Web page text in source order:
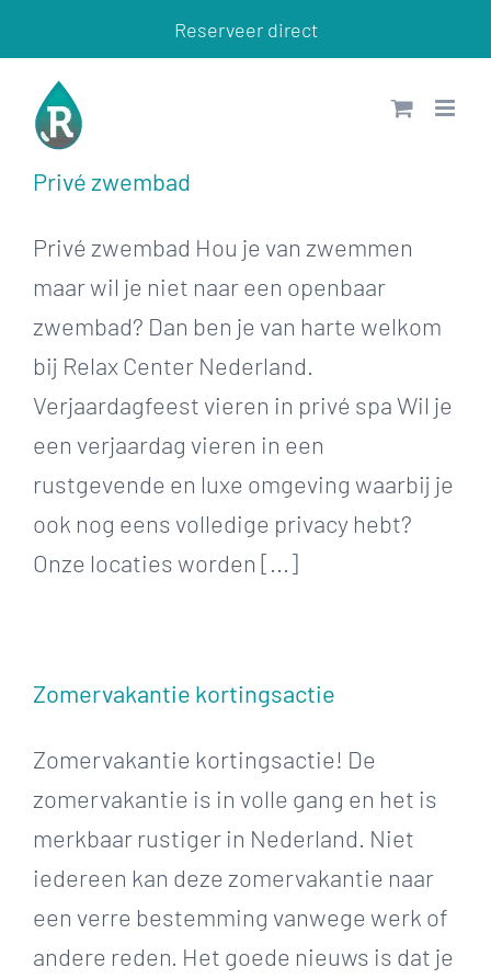
naar
inhoud
Reserveer direct
Privé zwembad
Privé zwembad Hou je van zwemmen
maar wil je niet naar een openbaar
zwembad? Dan ben je van harte welkom
bij Relax Center Nederland.
Verjaardagfeest vieren in privé spa Wil je
een verjaardag vieren in een
rustgevende en luxe omgeving waarbij je
ook nog eens volledige privacy hebt?
Onze locaties worden [...]
Zomervakantie kortingsactie
Zomervakantie kortingsactie! De
zomervakantie is in volle gang en het is
merkbaar rustiger in Nederland. Niet
iedereen kan deze zomervakantie naar
een verre bestemming vanwege werk of
andere reden. Het goede nieuws is dat je